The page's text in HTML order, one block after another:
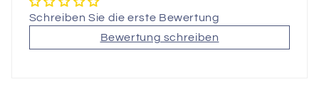
Schreiben Sie die erste Bewertung
Bewertung schreiben